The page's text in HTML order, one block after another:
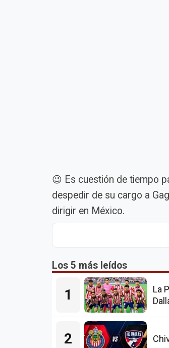
😉 Es cuestión de tiempo
despedir de su cargo a
dirigir en México.
Los 5 más leídos
1
La
2